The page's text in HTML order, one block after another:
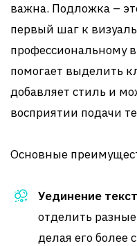
важна. Подложка –
первый шаг к
профессиональному
помогает выделить
добавляет стиль и
восприятии подачи
Основные
Уединение
отделить
делая его более